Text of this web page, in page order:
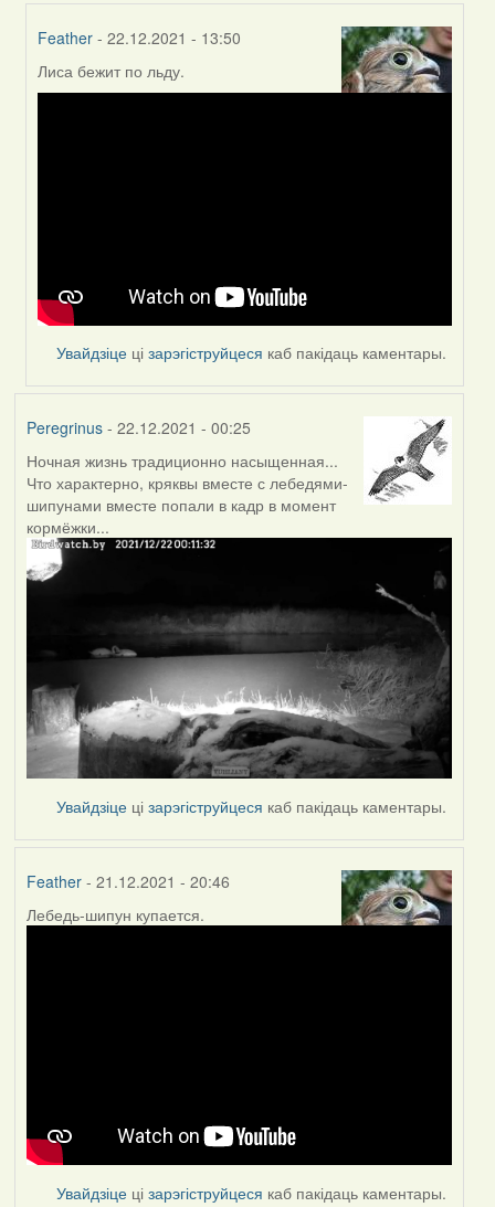
Feather - 22.12.2021 - 13:50
In
Лиса бежит по льду.
Увайдзіце цізарэгіструйцеся каб пакідаць каментары.
Peregrinus- 22.12.2021 - 00:25
Ночная жизнь традиционно насыщенная...
Что характерно, кряквы вместе с лебедями-
шипунами вместе попали в кадр в момент
кормёжки...
Увайдзіце цізарэгіструйцеся каб пакідаць каментары.
Feather- 21.12.2021 - 20:46
Лебедь-шипун купается.
Увайдзіце цізарэгіструйцеся каб пакідаць каментары.